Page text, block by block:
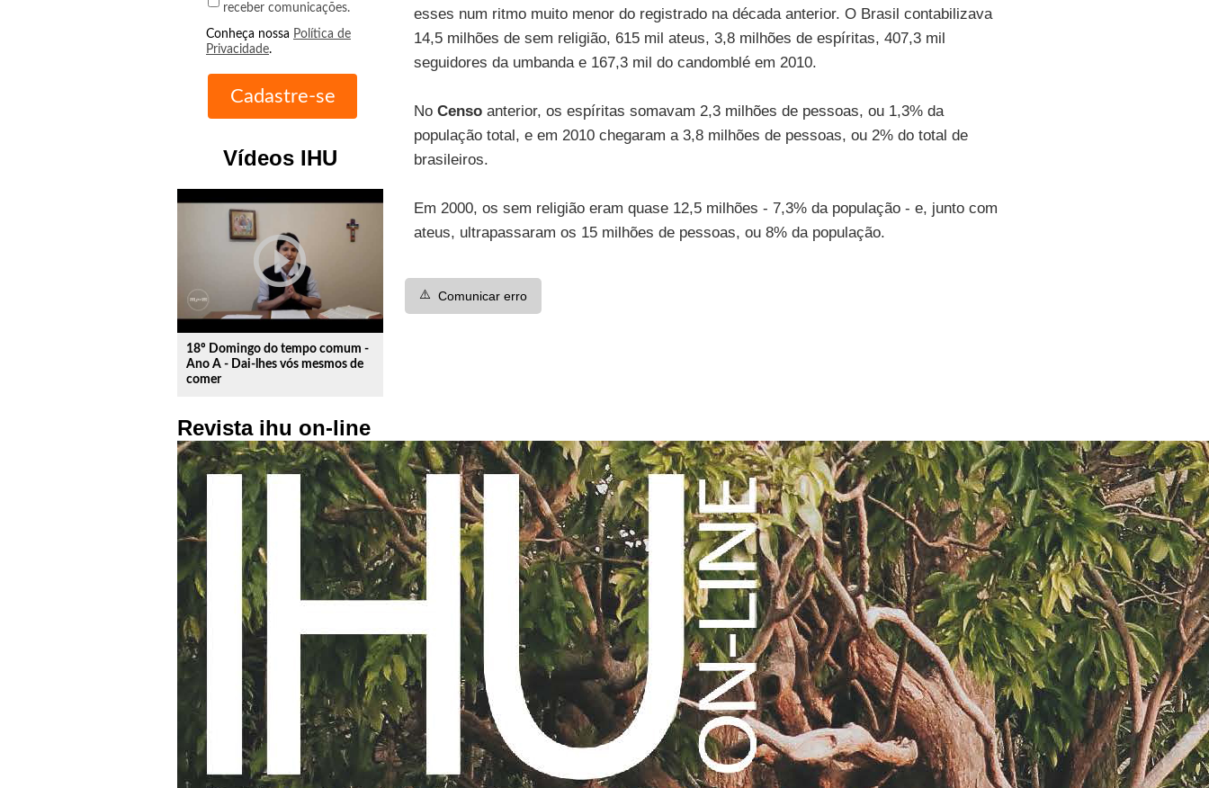
receber comunicações.
Conheça nossa Política de
Privacidade.
Vídeos IHU
play_circle_outline
18º Domingo do tempo comum -
Ano A - Dai-lhes vós mesmos de
comer
Revista ihu on-line
esses num ritmo muito menor do registrado na década anterior. O Brasil contabilizava
14,5 milhões de sem religião, 615 mil ateus, 3,8 milhões de espíritas, 407,3 mil
seguidores da umbanda e 167,3 mil do candomblé em 2010.
No Censo anterior, os espíritas somavam 2,3 milhões de pessoas, ou 1,3% da
população total, e em 2010 chegaram a 3,8 milhões de pessoas, ou 2% do total de
brasileiros.
Em 2000, os sem religião eram quase 12,5 milhões - 7,3% da população - e, junto com
ateus, ultrapassaram os 15 milhões de pessoas, ou 8% da população.
⚠️ Comunicar erro